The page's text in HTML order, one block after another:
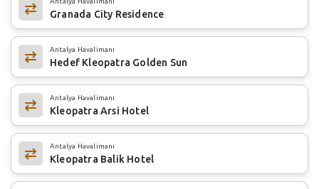
Granada City Residence
Antalya Havalimanı
Hedef Kleopatra Golden Sun
Antalya Havalimanı
Kleopatra Arsi Hotel
Antalya Havalimanı
Kleopatra Balik Hotel